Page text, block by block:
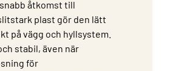
åtkomst till
plast gör den lätt
på vägg och hyllsystem.
stabil, även när
för